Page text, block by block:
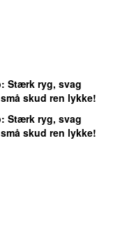
: Stærk ryg, svag
skud ren lykke!
: Stærk ryg, svag
skud ren lykke!